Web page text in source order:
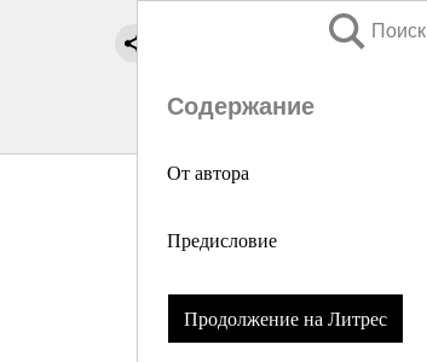
Поиск
Содержание
От автора
Предисловие
Продолжение на Литрес